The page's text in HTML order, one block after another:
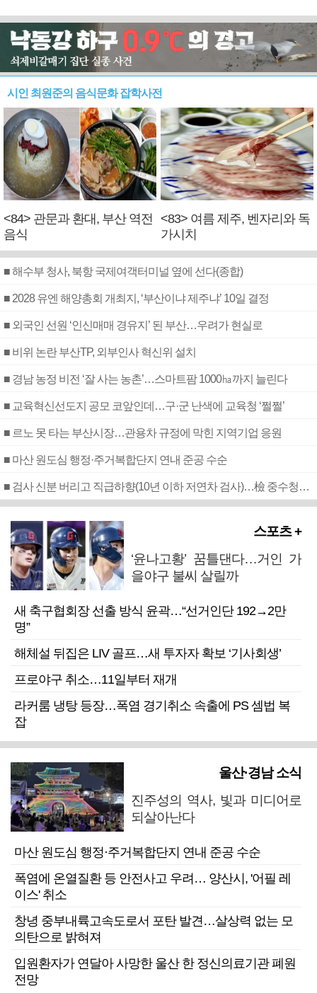
시인 최원준의 음식문화 잡학사전
<84> 관문과 환대, 부산 역전
음식
<83> 여름 제주, 벤자리와 독
가시치
■ 해수부 청사, 북항 국제여객터미널 옆에 선다(종합)
■ 2028 유엔 해양총회 개최지, ‘부산이냐 제주냐’ 10일 결정
■ 외국인 선원 ‘인신매매 경유지’ 된 부산…우려가 현실로
■ 비위 논란 부산TP, 외부인사 혁신위 설치
■ 경남 농정 비전 ‘잘 사는 농촌’…스마트팜 1000㏊까지 늘린다
■ 교육혁신선도지 공모 코앞인데…구·군 난색에 교육청 ‘쩔쩔’
■ 르노 못 타는 부산시장…관용차 규정에 막힌 지역기업 응원
■ 마산 원도심 행정·주거복합단지 연내 준공 수순
■ 검사 신분 버리고 직급하향(10년 이하 저연차 검사)…檢 중수청행 기피
스포츠 +
‘윤나고황’ 꿈틀댄다…거인 가
을야구 불씨 살릴까
새 축구협회장 선출 방식 윤곽…“선거인단 192→2만
명”
해체설 뒤집은 LIV 골프…새 투자자 확보 ‘기사회생’
프로야구 취소…11일부터 재개
라커룸 냉탕 등장…폭염 경기취소 속출에 PS 셈법 복
잡
울산·경남 소식
진주성의 역사, 빛과 미디어로
되살아난다
마산 원도심 행정·주거복합단지 연내 준공 수순
폭염에 온열질환 등 안전사고 우려… 양산시, '어필 레
이스' 취소
창녕 중부내륙고속도로서 포탄 발견…살상력 없는 모
의탄으로 밝혀져
입원환자가 연달아 사망한 울산 한 정신의료기관 폐원
전망